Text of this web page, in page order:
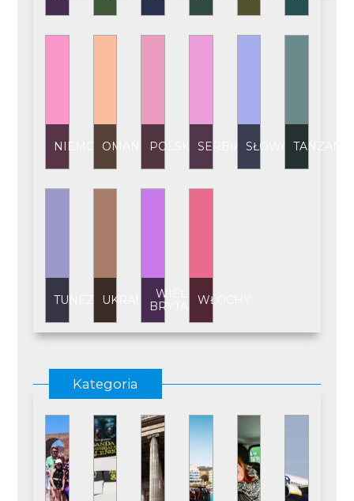
NIEMCY OMAN POLSKASERBIA SŁOWACJATANZANIA
TUNEZJAUKRAINAWIELKA
BRYTANIAWŁOCHY
Kategoria